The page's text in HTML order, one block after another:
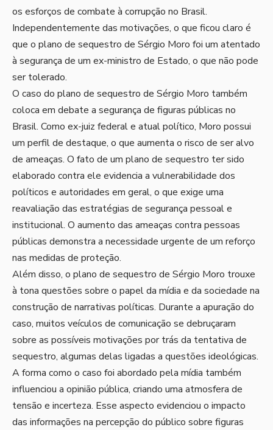
os esforços de combate à corrupção no Brasil.
Independentemente das motivações, o que ficou claro é
que o plano de sequestro de Sérgio Moro foi um atentado
à segurança de um ex-ministro de Estado, o que não pode
ser tolerado.
O caso do plano de sequestro de Sérgio Moro também
coloca em debate a segurança de figuras públicas no
Brasil. Como ex-juiz federal e atual político, Moro possui
um perfil de destaque, o que aumenta o risco de ser alvo
de ameaças. O fato de um plano de sequestro ter sido
elaborado contra ele evidencia a vulnerabilidade dos
políticos e autoridades em geral, o que exige uma
reavaliação das estratégias de segurança pessoal e
institucional. O aumento das ameaças contra pessoas
públicas demonstra a necessidade urgente de um reforço
nas medidas de proteção.
Além disso, o plano de sequestro de Sérgio Moro trouxe
à tona questões sobre o papel da mídia e da sociedade na
construção de narrativas políticas. Durante a apuração do
caso, muitos veículos de comunicação se debruçaram
sobre as possíveis motivações por trás da tentativa de
sequestro, algumas delas ligadas a questões ideológicas.
A forma como o caso foi abordado pela mídia também
influenciou a opinião pública, criando uma atmosfera de
tensão e incerteza. Esse aspecto evidenciou o impacto
das informações na percepção do público sobre figuras